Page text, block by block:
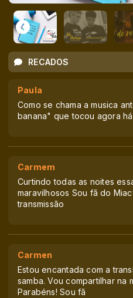
RECADOS
Paula
Como se chama a musica
banana" que tocou agora
Carmem
Curtindo todas as noites
maravilhosos Sou fã do
transmissão
Carmen
Estou encantada com a
samba. Vou compartilhar na
Parabéns! Sou fã